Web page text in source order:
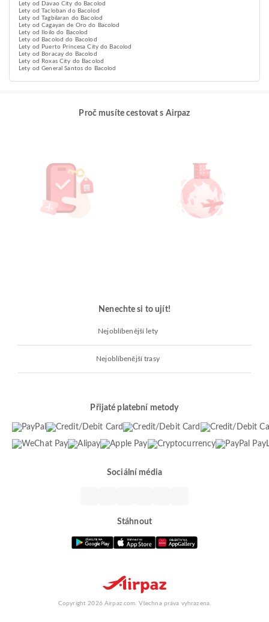
Lety od Davao City do Bacolod
Lety od Tacloban do Bacolod
Lety od Tagbilaran do Bacolod
Lety od Cagayan de Oro do Bacolod
Lety od Iloilo do Bacolod
Lety od Bacolod do Bacolod
Lety od Puerto Princesa City do Bacolod
Lety od Boracay do Bacolod
Lety od Roxas City do Bacolod
Lety od General Santos do Bacolod
Proč musíte cestovat s Airpaz
Nenechte si to ujít!
Nejoblíbenější lety
Nejoblíbenější trasy
Přijaté platební metody
Sociální média
Stáhnout
Copyright 2026 Airpaz.com. Všechna práva vyhrazena.